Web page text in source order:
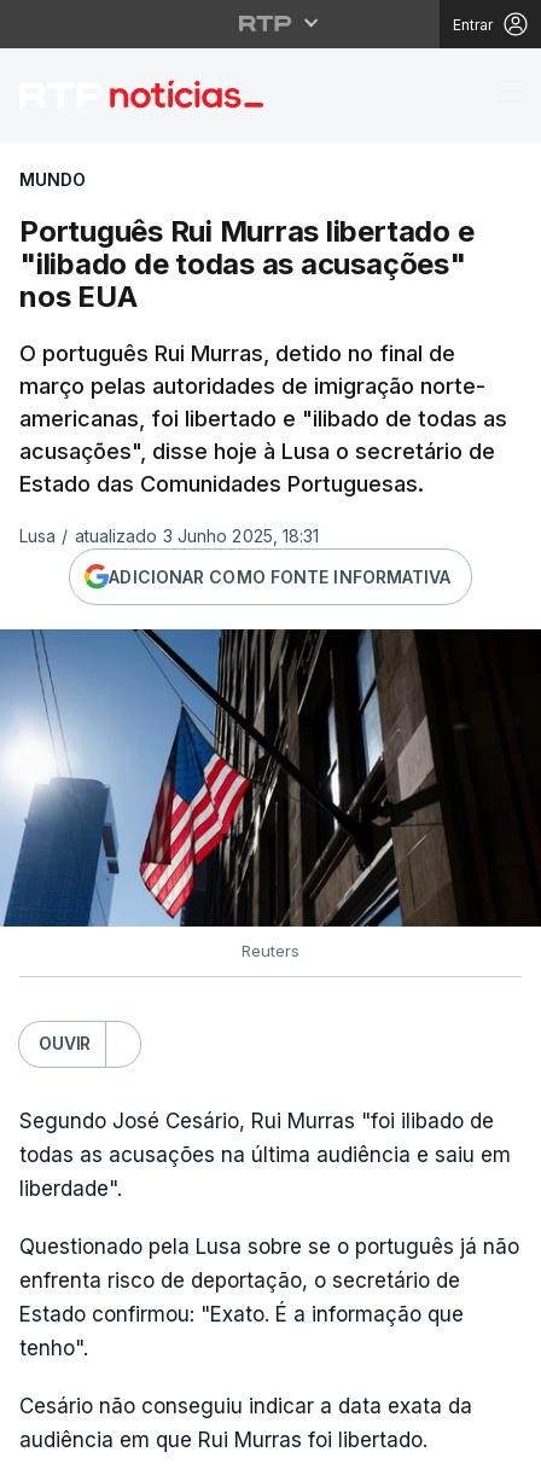
Entrar
Português Rui
MUNDO
Português Rui Murras libertado e
"ilibado de todas as acusações"
nos EUA
O português Rui Murras, detido no final de
março pelas autoridades de imigração norte-
americanas, foi libertado e "ilibado de todas as
acusações", disse hoje à Lusa o secretário de
Estado das Comunidades Portuguesas.
Lusa / atualizado 3 Junho 2025, 18:31
ADICIONAR COMO FONTE INFORMATIVA
Reuters
OUVIR
Segundo José Cesário, Rui Murras "foi ilibado de
todas as acusações na última audiência e saiu em
liberdade".
Questionado pela Lusa sobre se o português já não
enfrenta risco de deportação, o secretário de
Estado confirmou: "Exato. É a informação que
tenho".
Cesário não conseguiu indicar a data exata da
audiência em que Rui Murras foi libertado.